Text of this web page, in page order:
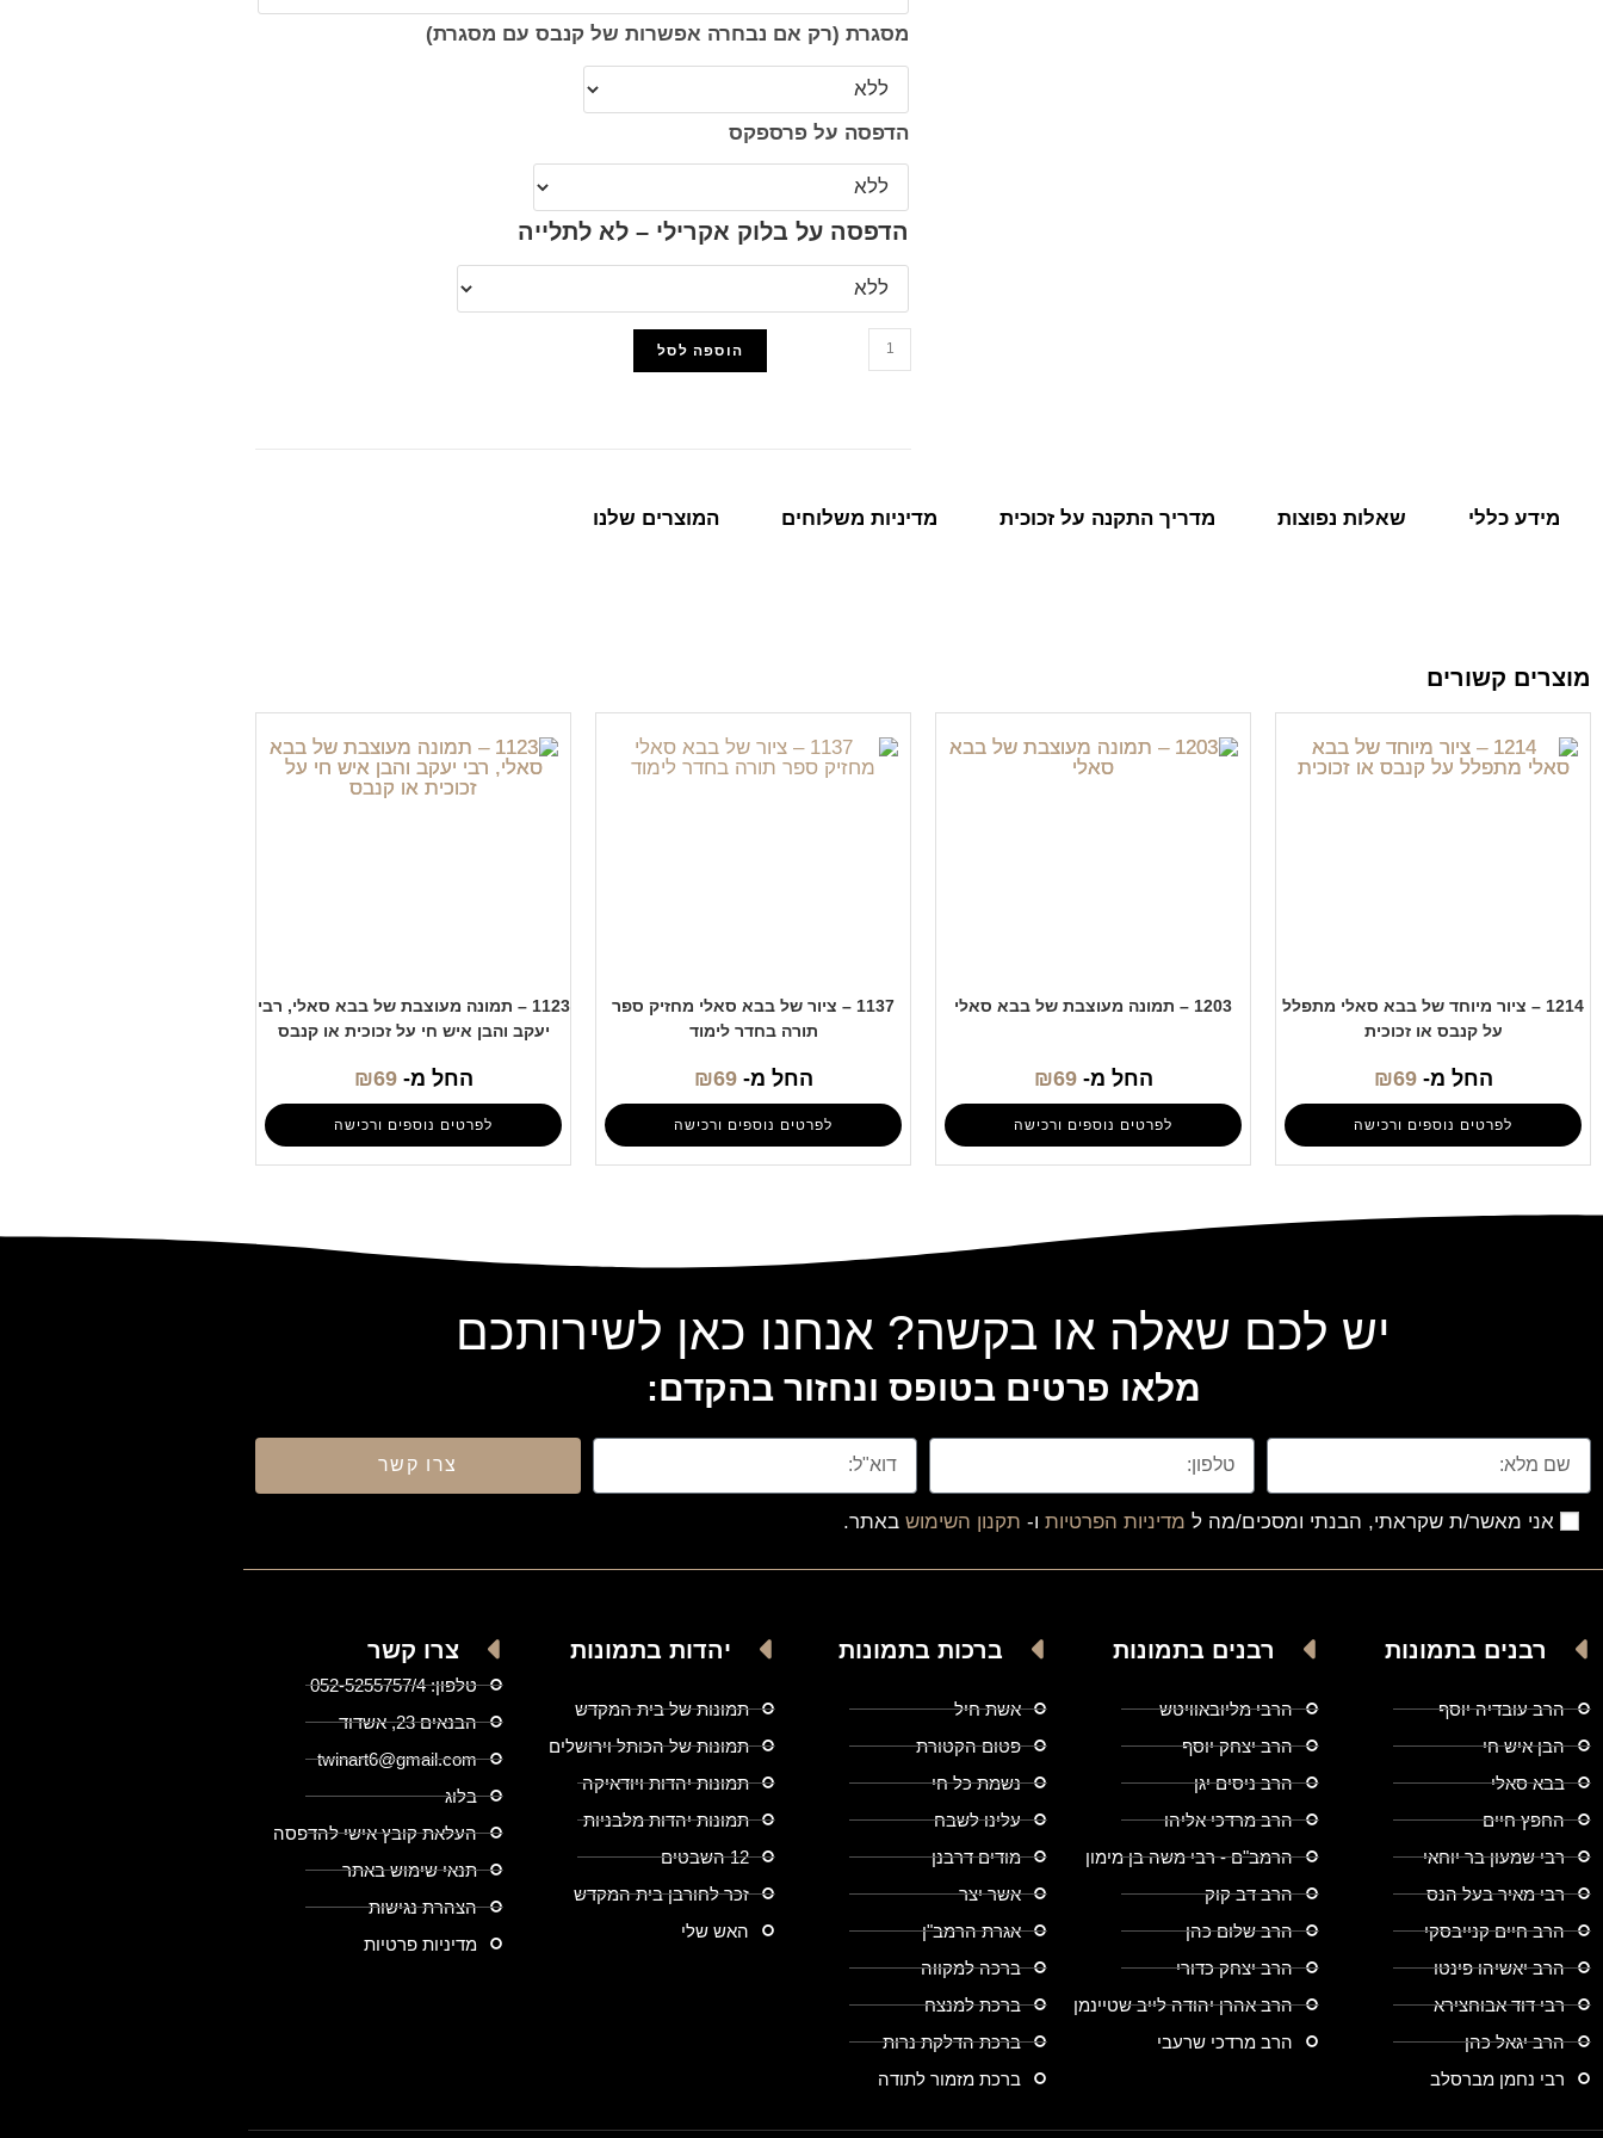
מסגרת (רק אם נבחרה אפשרות של קנבס עם מסגרת)
הדפסה על פרספקס
הדפסה על בלוק אקרילי – לא לתלייה
הוספה לסל
מידע כללי שאלות נפוצות מדריך התקנה על זכוכית מדיניות משלוחים המוצרים שלנו
מוצרים קשורים
1214 – ציור מיוחד של בבא סאלי מתפלל
על קנבס או זכוכית
החל מ- ₪69
לפרטים נוספים ורכישה
1203 – תמונה מעוצבת של בבא סאלי
החל מ- ₪69
לפרטים נוספים ורכישה
1137 – ציור של בבא סאלי מחזיק ספר
תורה בחדר לימוד
החל מ- ₪69
לפרטים נוספים ורכישה
1123 – תמונה מעוצבת של בבא סאלי, רבי
יעקב והבן איש חי על זכוכית או קנבס
החל מ- ₪69
לפרטים נוספים ורכישה
יש לכם שאלה או בקשה? אנחנו כאן לשירותכם
מלאו פרטים בטופס ונחזור בהקדם:
אני מאשר/ת שקראתי, הבנתי ומסכים/מה ל מדיניות הפרטיות ו- תקנון השימוש באתר.
צרו קשר
רבנים בתמונות
הרב עובדיה יוסף
הבן איש חי
בבא סאלי
החפץ חיים
רבי שמעון בר יוחאי
רבי מאיר בעל הנס
הרב חיים קנייבסקי
הרב יאשיהו פינטו
רבי דוד אבוחצירא
הרב יגאל כהן
רבי נחמן מברסלב
רבנים בתמונות
הרבי מליובאוויטש
הרב יצחק יוסף
הרב ניסים יגן
הרב מרדכי אליהו
הרמב"ם - רבי משה בן מימון
הרב דב קוק
הרב שלום כהן
הרב יצחק כדורי
הרב אהרן יהודה לייב שטיינמן
הרב מרדכי שרעבי
ברכות בתמונות
אשת חיל
פטום הקטורת
נשמת כל חי
עלינו לשבח
מודים דרבנן
אשר יצר
אגרת הרמב"ן
ברכה למקווה
ברכת למנצח
ברכת הדלקת נרות
ברכת מזמור לתודה
יהדות בתמונות
תמונות של בית המקדש
תמונות של הכותל וירושלים
תמונות יהדות ויודאיקה
תמונות יהדות מלבניות
12 השבטים
זכר לחורבן בית המקדש
האש שלי
צרו קשר
טלפון: 052-5255757/4
הבנאים 23, אשדוד
twinart6@gmail.com
בלוג
העלאת קובץ אישי להדפסה
תנאי שימוש באתר
הצהרת נגישות
מדיניות פרטיות